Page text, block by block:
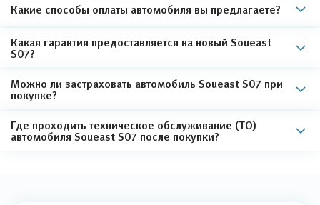
Какие способы оплаты автомобиля вы предлагаете?
Какая гарантия предоставляется на новый Soueast
S07?
Можно ли застраховать автомобиль Soueast S07 при
покупке?
Где проходить техническое обслуживание (ТО)
автомобиля Soueast S07 после покупки?